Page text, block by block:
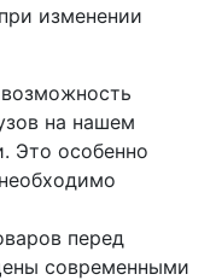
изменении
на нашем
Это особенно
перед
современными